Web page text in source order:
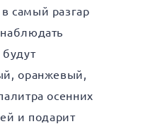
самый разгар
оранжевый,
осенних
и подарит